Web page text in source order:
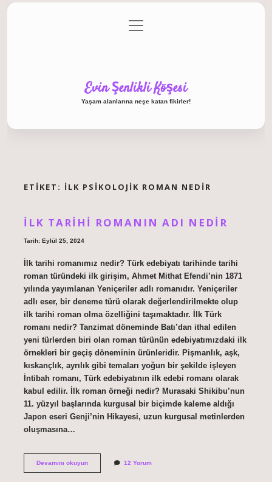
Gizlilik Politikası
menüyü
aç
Evin Şenlikli Köşesi
Yaşam alanlarına neşe katan fikirler!
ETIKET: İLK PSIKOLOJIK ROMAN NEDIR
İLK TARIHI ROMANIN ADI NEDIR
Tarih: Eylül 25, 2024
İlk tarihi romanımız nedir? Türk edebiyatı tarihinde tarihi
roman türündeki ilk girişim, Ahmet Mithat Efendi’nin 1871
yılında yayımlanan Yeniçeriler adlı romanıdır. Yeniçeriler
adlı eser, bir deneme türü olarak değerlendirilmekte olup
ilk tarihi roman olma özelliğini taşımaktadır. İlk Türk
romanı nedir? Tanzimat döneminde Batı’dan ithal edilen
yeni türlerden biri olan roman türünün edebiyatımızdaki ilk
örnekleri bir geçiş döneminin ürünleridir. Pişmanlık, aşk,
kıskançlık, ayrılık gibi temaları yoğun bir şekilde işleyen
İntibah romanı, Türk edebiyatının ilk edebi romanı olarak
kabul edilir. İlk roman örneği nedir? Murasaki Shikibu’nun
11. yüzyıl başlarında kurgusal bir biçimde kaleme aldığı
Japon eseri Genji’nin Hikayesi, uzun kurgusal metinlerden
oluşmasına…
Devamını okuyunİLk
12 Yorum